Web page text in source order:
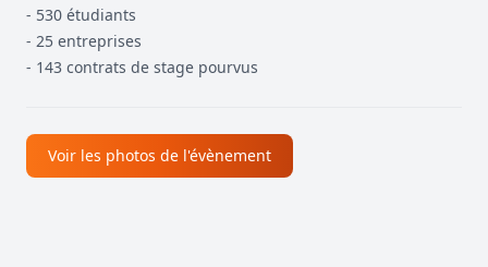
- 530 étudiants
- 25 entreprises
- 143 contrats de stage pourvus
Voir les photos de l'évènement